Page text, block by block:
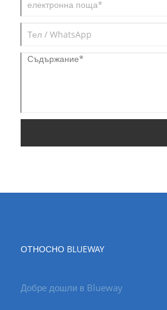
ОТНОСНО BLUEWAY
Добре дошли в Blueway